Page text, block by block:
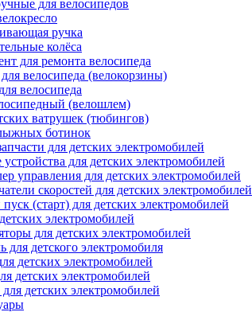
для велосипедов
ручка
колёса
для ремонта велосипеда
велосипеда (велокорзины)
велосипеда
(велошлем)
ватрушек (тюбингов)
ботинок
для детских электромобилей
для детских электромобилей
управления для детских электромобилей
скоростей для детских электромобилей
(старт) для детских электромобилей
электромобилей
для детских электромобилей
для детского электромобиля
детских электромобилей
детских электромобилей
детских электромобилей